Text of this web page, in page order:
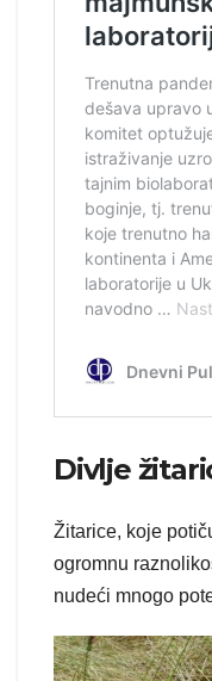
Divlje
Žitarice, koje
ogromnu
nudeći mnogo